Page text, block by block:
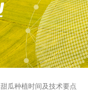
甜瓜种植时间及技术要点